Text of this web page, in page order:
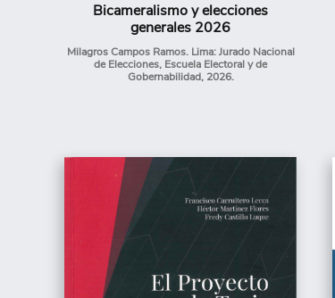
Bicameralismo y elecciones
generales 2026
Milagros Campos Ramos. Lima: Jurado Nacional
de Elecciones, Escuela Electoral y de
Gobernabilidad, 2026.